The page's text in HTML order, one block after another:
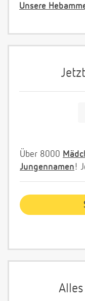
Unsere
Über 8000
Jungennamen!